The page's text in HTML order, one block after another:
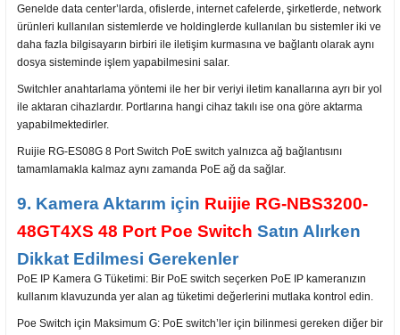
Genelde data center’larda, ofislerde, internet cafelerde, şirketlerde, network
ürünleri kullanılan sistemlerde ve holdinglerde kullanılan bu sistemler iki ve
daha fazla bilgisayarın birbiri ile iletişim kurmasına ve bağlantı olarak aynı
dosya sisteminde işlem yapabilmesini salar.
Switchler anahtarlama yöntemi ile her bir veriyi iletim kanallarına ayrı bir yol
ile aktaran cihazlardır. Portlarına hangi cihaz takılı ise ona göre aktarma
yapabilmektedirler.
Ruijie RG-ES08G 8 Port Switch PoE switch yalnızca ağ bağlantısını
tamamlamakla kalmaz aynı zamanda PoE ağ da sağlar.
9. Kamera Aktarım için Ruijie RG-NBS3200-
48GT4XS 48 Port Poe Switch Satın Alırken
Dikkat Edilmesi Gerekenler
PoE IP Kamera G Tüketimi: Bir PoE switch seçerken PoE IP kameranızın
kullanım klavuzunda yer alan ag tüketimi değerlerini mutlaka kontrol edin.
Poe Switch için Maksimum G: PoE switch’ler için bilinmesi gereken diğer bir